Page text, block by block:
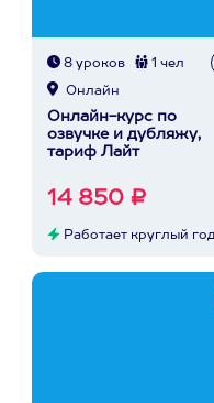
8 уроков 1 чел
Онлайн
Онлайн-курс по
озвучке и дубляжу,
тариф Лайт
14 850 ₽
Работает круглый